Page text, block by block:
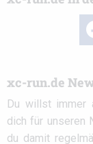
xc-run.de
Du willst immer
dich für unseren
du damit